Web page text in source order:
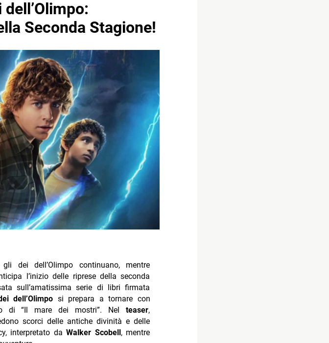
Seconda Stagione!
dei dell’Olimpo continuano, mentre
l’inizio delle riprese della seconda
sull’amatissima serie di libri firmata
dell’Olimpo si prepara a tornare con
di “Il mare dei mostri”. Nelteaser,
scorci delle antiche divinità e delle
interpretato daWalker Scobell, mentre